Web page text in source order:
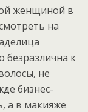
женщиной в
на
безразлична к
не
бизнес-
а в макияже